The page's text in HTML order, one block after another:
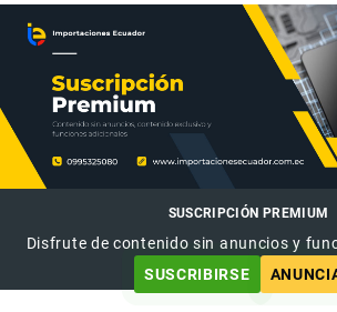
SUSCRIPCIÓN PREMIUM
Disfrute de contenido sin anuncios y
SUSCRIBIRSE